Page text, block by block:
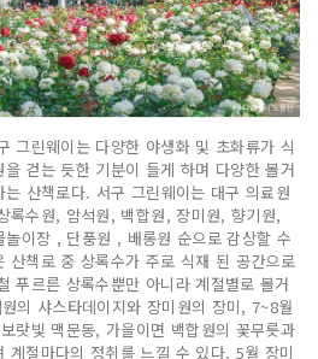
그린웨이는 다양한 야생화 및 초화류가 식
걷는 듯한 기분이 들게 하며 다양한 볼거
산책로다. 서구 그린웨이는 대구 의료원
록수원, 암석원, 백합원, 장미원, 향기원,
이장 , 단풍원 , 배롱원 순으로 감상할 수
산책로 중 상록수가 주로 식재 된 공간으로
푸르른 상록수뿐만 아니라 계절별로 볼거
의 샤스타데이지와 장미원의 장미, 7~8월
랏빛 맥문동, 가을이면 백합원의 꽃무릇과
계절마다의 정취를 느낄 수 있다. 5월 장미